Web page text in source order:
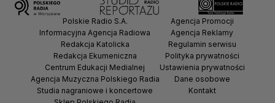
Polskie Radio S.A.
Informacyjna Agencja Radiowa
Redakcja Katolicka
Redakcja Ekumeniczna
Centrum Edukacji Medialnej
Agencja Muzyczna Polskiego Radia
Studia nagraniowe i koncertowe
Agencja Promocji
Agencja Reklamy
Regulamin serwisu
Polityka prywatności
Ustawienia prywatności
Dane osobowe
Kontakt